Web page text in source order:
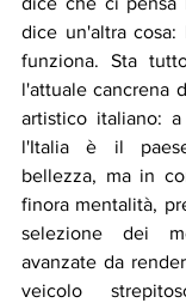
dice un'altra
funziona. Sta
l'attuale cancrena
artistico italiano:
l'Italia è il
bellezza, ma in
finora mentalità,
selezione dei
avanzate da
veicolo